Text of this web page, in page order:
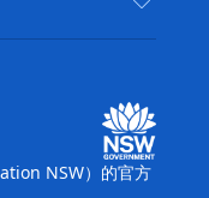
NSW）媒體中
NSW）的官方